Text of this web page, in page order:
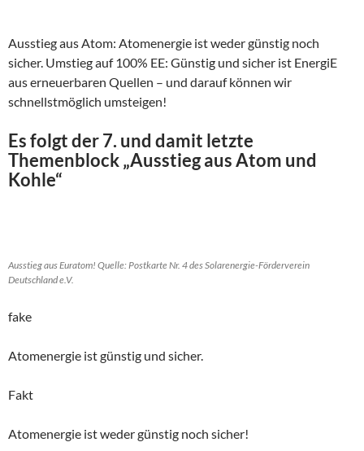
Ausstieg aus Atom: Atomenergie ist weder günstig noch
sicher. Umstieg auf 100% EE: Günstig und sicher ist EnergiE
aus erneuerbaren Quellen – und darauf können wir
schnellstmöglich umsteigen!
Es folgt der 7. und damit letzte
Themenblock „Ausstieg aus Atom und
Kohle“
Ausstieg aus Euratom! Quelle: Postkarte Nr. 4 des Solarenergie-Förderverein
Deutschland e.V.
fake
Atomenergie ist günstig und sicher.
Fakt
Atomenergie ist weder günstig noch sicher!